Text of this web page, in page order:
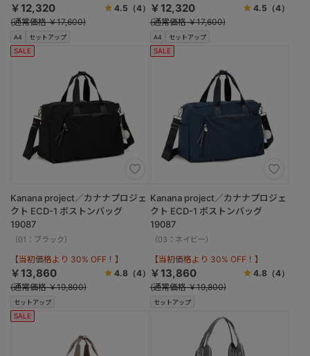
A4 セットアップ
￥12,320 4.5 （4）
(通常価格 ￥17,600)
A4 セットアップ
￥12,320 4.5 （4）
(通常価格 ￥17,600)
SALE
セットアップ
Kanana project／カナナプロジェ
クト ECD-1 ボストンバッグ
19087
（01：ブラック）
【当初価格より 30% OFF！】
￥13,860 4.8（4）
(通常価格 ￥19,800)
SALE
セットアップ
Kanana project／カナナプロジェ
クト ECD-1 ボストンバッグ
19087
（03：ネイビー）
【当初価格より 30% OFF！】
￥13,860 4.8 （4）
(通常価格 ￥19,800)
SALE